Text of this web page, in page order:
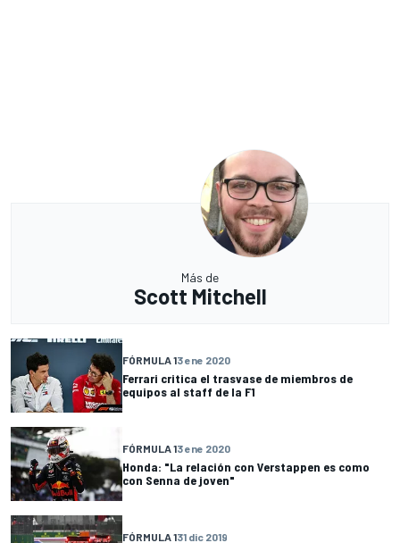
Más de
Scott Mitchell
FÓRMULA 13 ene 2020
Ferrari critica el trasvase de miembros de
equipos al staff de la F1
FÓRMULA 13 ene 2020
Honda: "La relación con Verstappen es como
con Senna de joven"
FÓRMULA 131 dic 2019